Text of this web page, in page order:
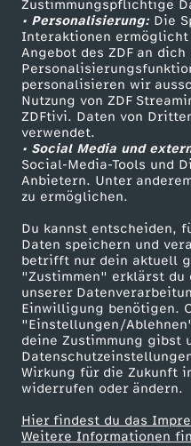
Zustimmungspflichtige
• Personalisierung:Die
Interaktionen
Angebot des ZDF an dich
personalisieren wir
Nutzung von ZDF
ZDFtivi. Daten von
verwendet.
• Social Media und
Social-Media-Tools und
Anbietern. Unter
zu ermöglichen.
Du kannst entscheiden,
Daten speichern und
betrifft nur dein aktuell
"Zustimmen" erklärst du
unserer
Einwilligung benötigen.
"Einstellungen/
deine Zustimmung gibst
Wirkung für die Zukunft
widerrufen oder ändern.
Hier findest du das
Weitere Informationen
g
'
s
d
a
h
i
n
Livestreams
Sendungen A-Z
TV-Programm
ZDF Unternehmen
Karriere
ZDF goes Schule
Werbefernsehen
Mainzelmännchen
Partner